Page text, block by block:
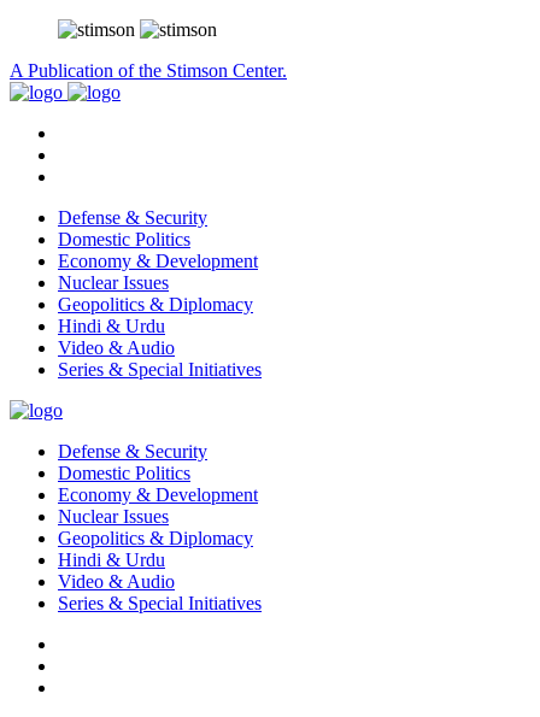
A Publication of the Stimson Center.
Defense & Security
Domestic Politics
Economy & Development
Nuclear Issues
Geopolitics & Diplomacy
Hindi & Urdu
Video & Audio
Series & Special Initiatives
Defense & Security
Domestic Politics
Economy & Development
Nuclear Issues
Geopolitics & Diplomacy
Hindi & Urdu
Video & Audio
Series & Special Initiatives